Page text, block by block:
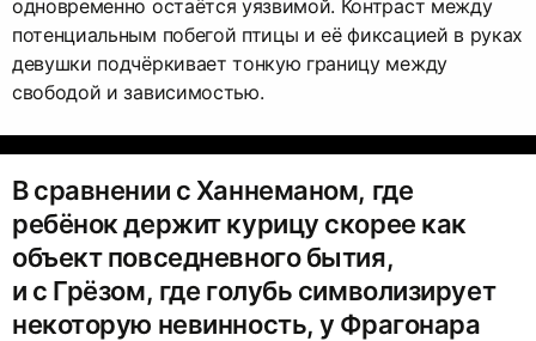
одновременно остаётся уязвимой. Контраст между
потенциальным побегой птицы и её фиксацией в руках
девушки подчёркивает тонкую границу между
свободой и зависимостью.
В сравнении с Ханнеманом, где
ребёнок держит курицу скорее как
объект повседневного бытия,
и с Грёзом, где голубь символизирует
некоторую невинность, у Фрагонара